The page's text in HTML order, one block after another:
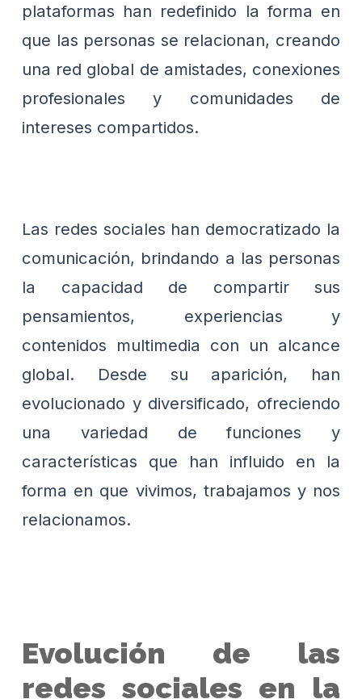
plataformas han redefinido la forma en
que las personas se relacionan, creando
una red global de amistades, conexiones
profesionales y comunidades de
intereses compartidos.
Las redes sociales han democratizado la
comunicación, brindando a las personas
la capacidad de compartir sus
pensamientos, experiencias y
contenidos multimedia con un alcance
global. Desde su aparición, han
evolucionado y diversificado, ofreciendo
una variedad de funciones y
características que han influido en la
forma en que vivimos, trabajamos y nos
relacionamos.
Evolución de las
redes sociales en la